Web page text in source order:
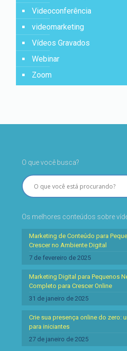
Videoconferência
videomarketing
Vídeos Gravados
Webinar
Zoom
O que você busca?
Os melhores conteúdos sobre
Marketing de Conteúdo para
Crescer no Ambiente Digital
7 de fevereiro de 2025
Marketing Digital para Pequenos
Completo para Crescer Online
31 de janeiro de 2025
Crie sua presença online do zero:
para iniciantes
27 de janeiro de 2025